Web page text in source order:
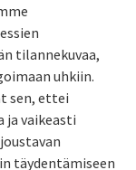
tilannekuvaa,
uhkiin.
sen, ettei
vaikeasti
täydentämiseen